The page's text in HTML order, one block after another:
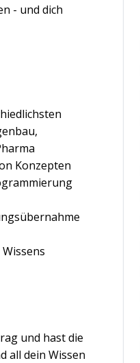
- und dich
Konzepten
und hast die
all dein Wissen